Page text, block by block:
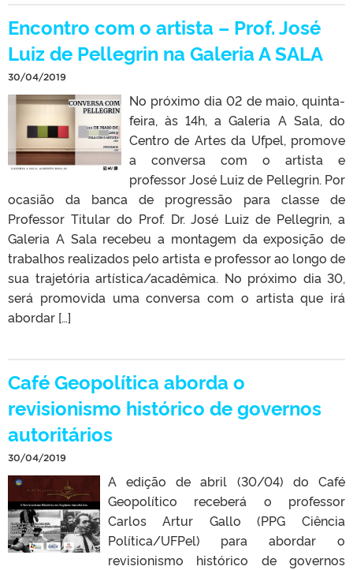
Encontro com o artista – Prof. José
Luiz de Pellegrin na Galeria A SALA
30/04/2019
No próximo dia 02 de maio, quinta-
feira, às 14h, a Galeria A Sala, do
Centro de Artes da Ufpel, promove
a conversa com o artista e
professor José Luiz de Pellegrin. Por
ocasião da banca de progressão para classe de
Professor Titular do Prof. Dr. José Luiz de Pellegrin, a
Galeria A Sala recebeu a montagem da exposição de
trabalhos realizados pelo artista e professor ao longo de
sua trajetória artística/acadêmica. No próximo dia 30,
será promovida uma conversa com o artista que irá
abordar […]
Café Geopolítica aborda o
revisionismo histórico de governos
autoritários
30/04/2019
A edição de abril (30/04) do Café
Geopolítico receberá o professor
Carlos Artur Gallo (PPG Ciência
Política/UFPel) para abordar o
revisionismo histórico de governos